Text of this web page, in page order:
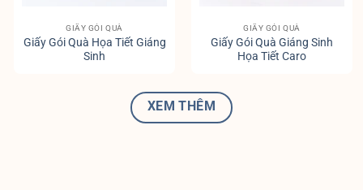
GIẤY GÓI QUÀ
Giấy Gói Quà Họa Tiết Giáng
Sinh
GIẤY GÓI QUÀ
Giấy Gói Quà Giáng Sinh
Họa Tiết Caro
XEM THÊM